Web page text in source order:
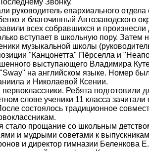
руководитель епархиального
и благочинный Автозаводского
всех собравшихся и произнесли
вступает в школьную пору. Затем
музыкальной школы
"Канцонетта" Пёрселла и
выступающего Владимира
на английском языке. Номер
и Николаевой Ксении.
Ребята подготовили
слове ученики 11 класса
состоялось традиционное
прощание со школьным
и мудрыми советами к
и директор гимназии Беленкова